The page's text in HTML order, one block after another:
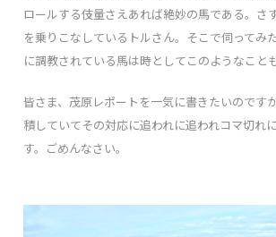
ロールする伎量さえあれば絶妙の馬である。さ
を乗りこなしているトルさん。そこで伺ってみ
に調教されている馬は時としてこのようなこと
皆さま、茂原レポートを一気に書きたいのです
積していてその対応に追われに追われコマ切れ
す。ごめんなさい。